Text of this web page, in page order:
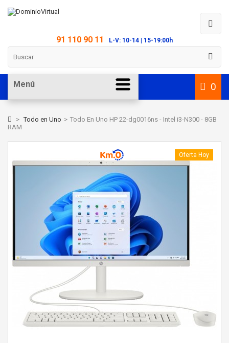
91 110 90 11 L-V: 10-14 | 15-19:00h
0
Menú
> Todo en Uno > Todo En Uno HP 22-dg0016ns - Intel i3-N300 - 8GB
RAM
Oferta Hoy